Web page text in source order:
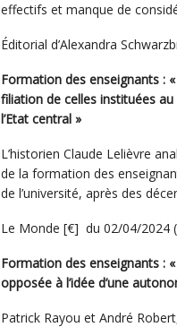
effectifs et manque de
Éditorial d’Alexandra
Formation des enseignants :
filiation de celles instituées au
l’Etat central »
L’historien Claude Lelièvre
de la formation des
de l’université, après des
Le Monde [€] du 02/04/2024 (
Formation des enseignants :
opposée à l’idée d’une
Patrick Rayou et André